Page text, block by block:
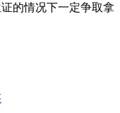
的情况下一定争取拿